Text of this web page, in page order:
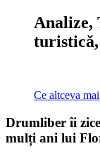
Analize,
Ce altceva
Drumliber îi
mulți ani lui